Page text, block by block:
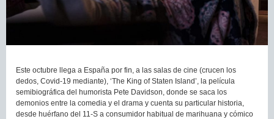
Este octubre llega a España por fin, a las salas de cine (crucen los
dedos, Covid-19 mediante), ‘The King of Staten Island’, la película
semibiográfica del humorista Pete Davidson, donde se saca los
demonios entre la comedia y el drama y cuenta su particular historia,
desde huérfano del 11-S a consumidor habitual de marihuana y cómico